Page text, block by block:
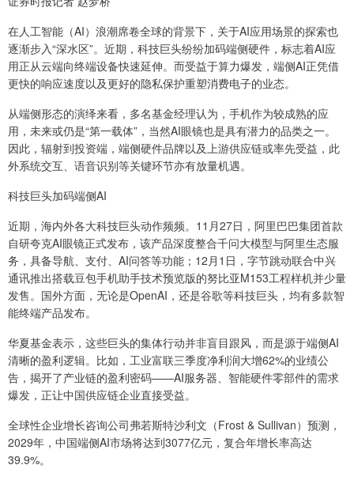
在人工智能（AI）浪潮席卷全球的背景下，关于AI应用场景的探索也
逐渐步入“深水区”。近期，科技巨头纷纷加码端侧硬件，标志着AI应
用正从云端向终端设备快速延伸。而受益于算力爆发，端侧AI正凭借
更快的响应速度以及更好的隐私保护重塑消费电子的业态。
从端侧形态的演绎来看，多名基金经理认为，手机作为较成熟的应
用，未来或仍是“第一载体”，当然AI眼镜也是具有潜力的品类之一。
因此，辐射到投资端，端侧硬件品牌以及上游供应链或率先受益，此
外系统交互、语音识别等关键环节亦有放量机遇。
科技巨头加码端侧AI
近期，海内外各大科技巨头动作频频。11月27日，阿里巴巴集团首款
自研夸克AI眼镜正式发布，该产品深度整合千问大模型与阿里生态服
务，具备导航、支付、AI问答等功能；12月1日，字节跳动联合中兴
通讯推出搭载豆包手机助手技术预览版的努比亚M153工程样机并少量
发售。国外方面，无论是OpenAI，还是谷歌等科技巨头，均有多款智
能终端产品发布。
华夏基金表示，这些巨头的集体行动并非盲目跟风，而是源于端侧AI
清晰的盈利逻辑。比如，工业富联三季度净利润大增62%的业绩公
告，揭开了产业链的盈利密码——AI服务器、智能硬件零部件的需求
爆发，正让中国供应链企业直接受益。
全球性企业增长咨询公司弗若斯特沙利文（Frost & Sullivan）预测，
2029年，中国端侧AI市场将达到3077亿元，复合年增长率高达
39.9%。